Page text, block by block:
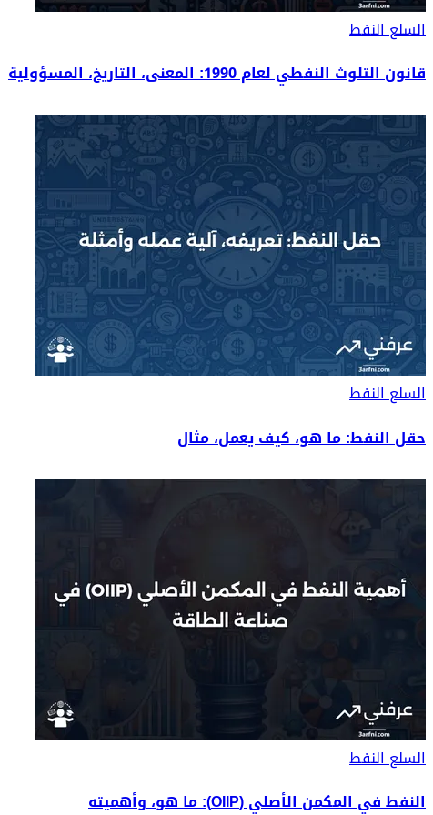
السلعالنفط
قانون التلوث النفطي لعام 1990: المعنى، التاريخ، المسؤولية
السلعالنفط
حقل النفط: ما هو، كيف يعمل، مثال
السلعالنفط
النفط في المكمن الأصلي (OIIP): ما هو، وأهميته